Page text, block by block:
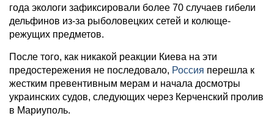
года экологи зафиксировали более 70 случаев гибели
дельфинов из-за рыболовецких сетей и колюще-
режущих предметов.
После того, как никакой реакции Киева на эти
предостережения не последовало, Россия перешла к
жестким превентивным мерам и начала досмотры
украинских судов, следующих через Керченский пролив
в Мариуполь.